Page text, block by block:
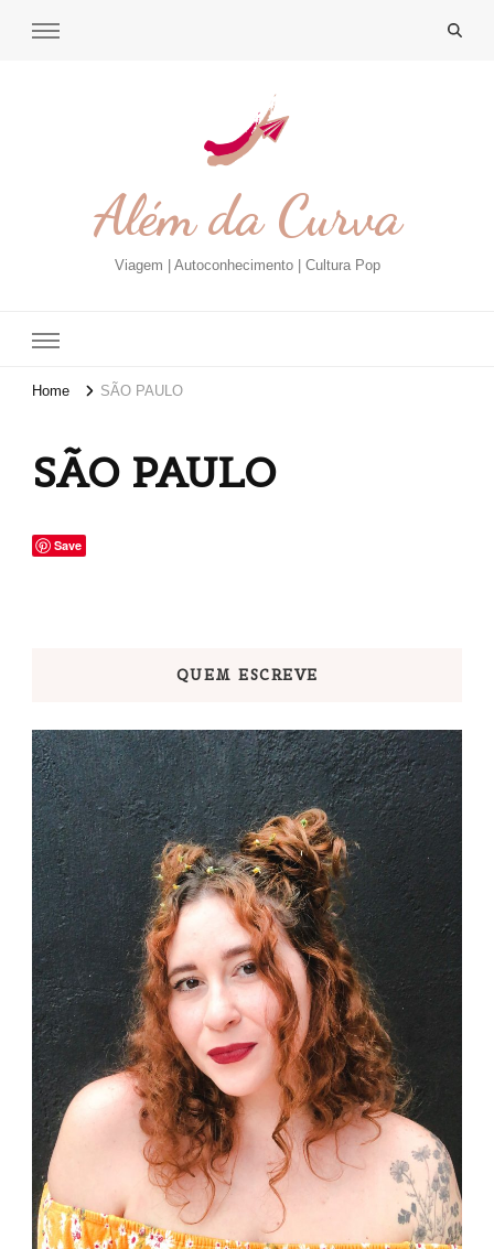
Além da Curva
Viagem | Autoconhecimento | Cultura Pop
Home SÃO PAULO
SÃO PAULO
Save
QUEM ESCREVE